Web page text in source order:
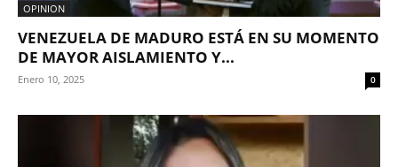
OPINION
VENEZUELA DE MADURO ESTÁ EN SU MOMENTO
DE MAYOR AISLAMIENTO Y...
Enero 10, 2025 0